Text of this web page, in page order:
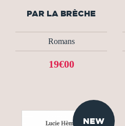
PAR LA BRÈCHE
Romans
19€00
NEW